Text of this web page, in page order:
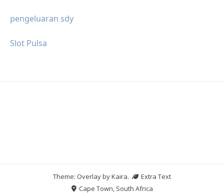
pengeluaran sdy
Slot Pulsa
Theme: Overlay byKaira.
Extra Text
Cape Town, South Africa